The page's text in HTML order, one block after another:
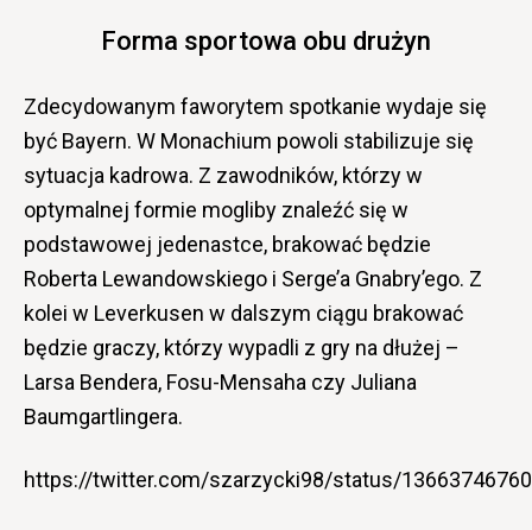
Forma sportowa obu drużyn
Zdecydowanym faworytem spotkanie wydaje się
być Bayern. W Monachium powoli stabilizuje się
sytuacja kadrowa. Z zawodników, którzy w
optymalnej formie mogliby znaleźć się w
podstawowej jedenastce, brakować będzie
Roberta Lewandowskiego i Serge’a Gnabry’ego. Z
kolei w Leverkusen w dalszym ciągu brakować
będzie graczy, którzy wypadli z gry na dłużej –
Larsa Bendera, Fosu-Mensaha czy Juliana
Baumgartlingera.
https://twitter.com/szarzycki98/status/